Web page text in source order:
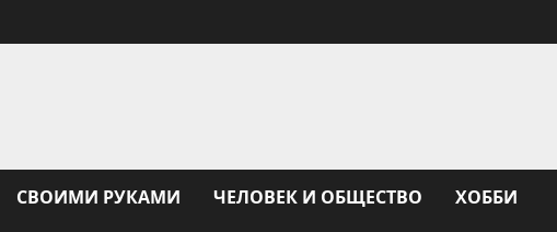
СВОИМИ РУКАМИ ЧЕЛОВЕК И ОБЩЕСТВО ХОББИ